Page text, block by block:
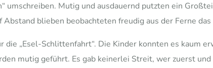
umschreiben. Mutig und ausdauernd putzten ein
blieben beobachteten freudig aus der Ferne das
die „Esel-Schlittenfahrt“. Die Kinder konnten es kaum
mutig geführt. Es gab keinerlei Streit, wer zuerst